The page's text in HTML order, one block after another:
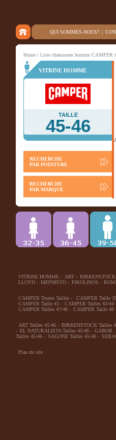
QUI SOMMES-NOUS? |
Home / Liste chaussures homme CAMPER
VITRINE HOMME
TAILLE
45-46
RECHERCHE
PAR POINTURE
RECHERCHE
PAR MARQUE
VITRINE HOMME : ART - BIRKENSTOCK
LLOYD - MEPHISTO - PIKOLINOS -
CAMPER Toutes Tailles - CAMPER Taille
CAMPER Taille 43 - CAMPER Tailles 43/44
CAMPER Tailles 47/48 - CAMPER Taille 48
ART Tailles 45/46 - BIRKENSTOCK Tailles
- EL NATURALISTA Tailles 45/46 - GABOR
Tailles 45/46 - SAGONE Tailles 45/46 -
Plan du site